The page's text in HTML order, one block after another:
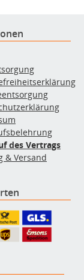
des Vertrags
& Versand